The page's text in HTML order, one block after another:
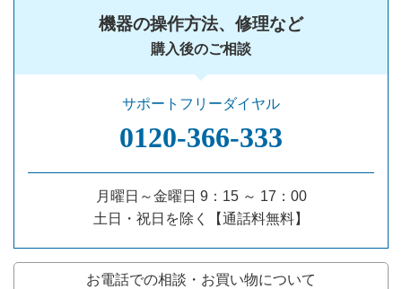
機器の操作方法、修理など
購入後のご相談
サポートフリーダイヤル
0120‐366‐333
月曜日～金曜日 9：15 ～ 17：00
土日・祝日を除く【通話料無料】
お電話での相談・お買い物について